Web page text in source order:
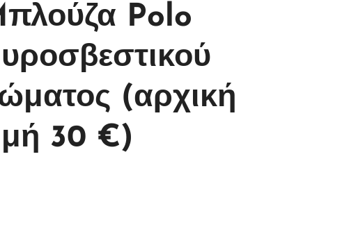
Polo
(αρχική
30 €)